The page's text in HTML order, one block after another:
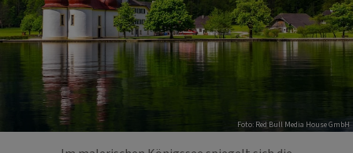
Foto: Red Bull Media House GmbH